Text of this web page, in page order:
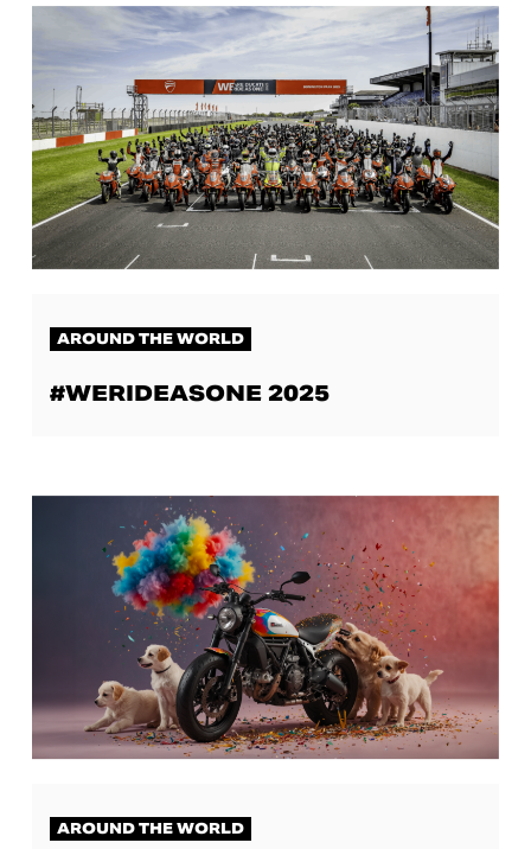
AROUND THE WORLD
#WERIDEASONE 2025
AROUND THE WORLD